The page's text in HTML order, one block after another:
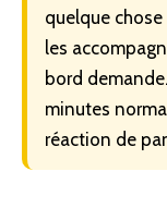
quelque chose
les
bord
minutes
réaction de